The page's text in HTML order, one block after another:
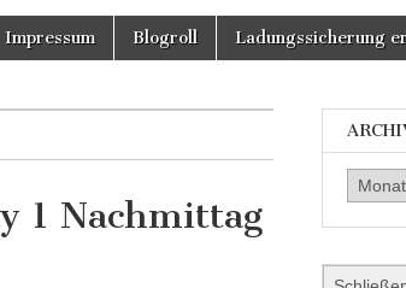
Impressum Blogroll Ladungssicherung
1 Nachmittag
Archiv